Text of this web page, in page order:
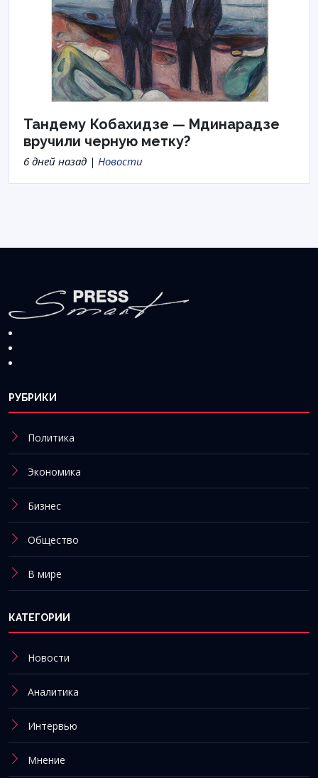
Тандему Кобахидзе — Мдинарадзе
вручили черную метку?
6 дней назад | Новости
РУБРИКИ
Политика
Экономика
Бизнес
Общество
В мире
КАТЕГОРИИ
Новости
Аналитика
Интервью
Мнение